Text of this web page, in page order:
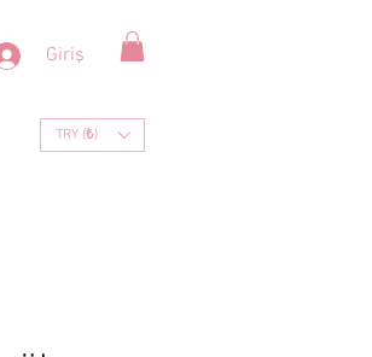
Giriş
TRY (₺)